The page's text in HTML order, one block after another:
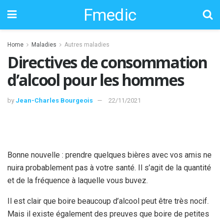
Fmedic
Home Maladies Autres maladies
Directives de consommation
d’alcool pour les hommes
by Jean-Charles Bourgeois 22/11/2021
Bonne nouvelle : prendre quelques bières avec vos amis ne
nuira probablement pas à votre santé. Il s’agit de la quantité
et de la fréquence à laquelle vous buvez.
Il est clair que boire beaucoup d’alcool peut être très nocif.
Mais il existe également des preuves que boire de petites